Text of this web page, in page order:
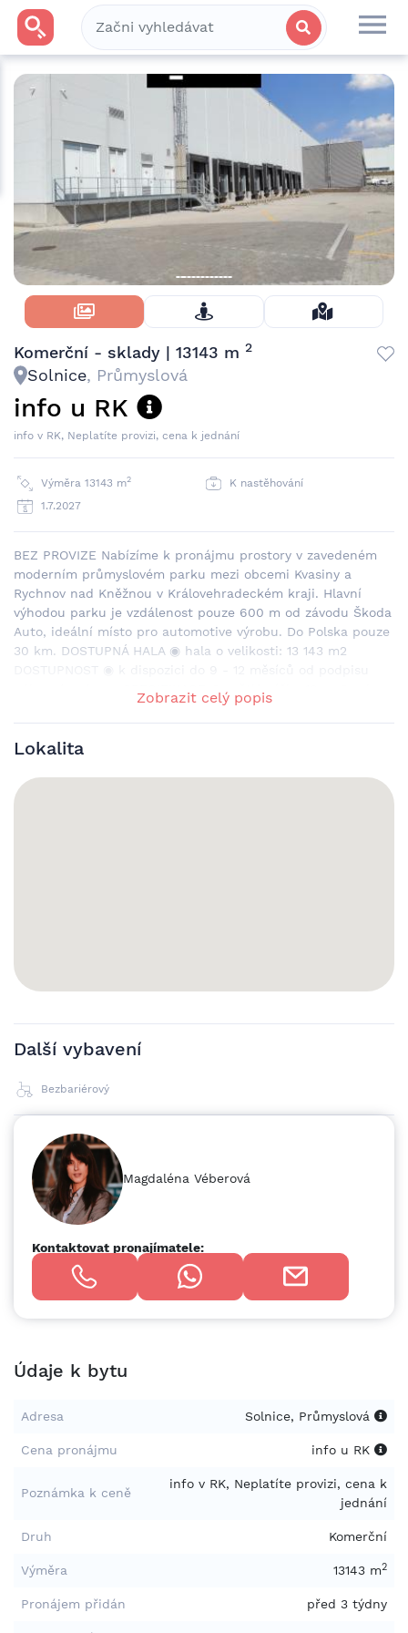
Skrýt Fotky
Komerční - sklady | 13143 m 2
Solnice, Průmyslová
info u RK
info v RK, Neplatíte provizi, cena k jednání
Výměra 13143 m2
K nastěhování
1.7.2027
BEZ PROVIZE Nabízíme k pronájmu prostory v zavedeném
moderním průmyslovém parku mezi obcemi Kvasiny a
Rychnov nad Kněžnou v Královehradeckém kraji. Hlavní
výhodou parku je vzdálenost pouze 600 m od závodu Škoda
Auto, ideální místo pro automotive výrobu. Do Polska pouze
30 km. DOSTUPNÁ HALA ◉ hala o velikosti: 13 143 m2
DOSTUPNOST ◉ k dispozici do 9 - 12 měsíců od podpisu
nájemní smlouvy SPECIFIKACE ◉ světlá výška 10 m ◉ min.
nosnost podlah 5 t/m2 ◉ modul sloupů 24 x 12 m ◉
dostatečné manipulační plochy před budovou ◉ dostatečný
počet docků pro TIR a přímé vjezdy pro dodávky ◉
sahary ◉ přístup 24/7 ◉ nepřetržitý dozor ◉ stravovací
zařízení v areálu LOKALITA ◉ zavedený komerční park mezi
Zobrazit celý popis
Další vybavení
Bezbariérový
Lokalita
Magdaléna Véberová
Kontaktovat pronajímatele:
Údaje k bytu
Adresa Solnice, Průmyslová
Cena pronájmu info u RK
Poznámka k ceně
info v RK, Neplatíte provizi, cena k
jednání
Druh Komerční
Výměra 13143 m2
Pronájem přidán před 3 týdny